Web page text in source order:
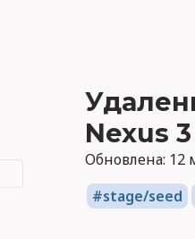
Nexus 3
Обновлена: 12
stage/seed